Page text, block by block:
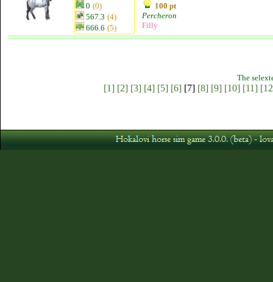
0 (0)
567.3 (4)
666.6 (5)
100 pt
Percheron
Filly
The
[1] [2] [3] [4] [5] [6][7] [8] [9] [10] [11]